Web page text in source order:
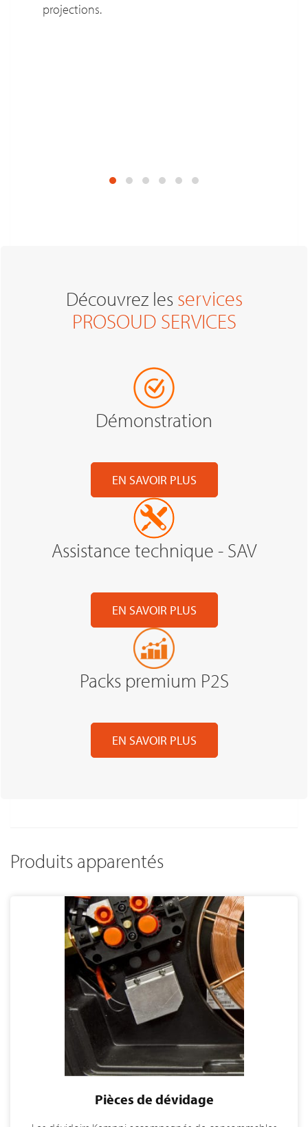
projections.
Découvrez les services
PROSOUD SERVICES
Démonstration
EN SAVOIR PLUS
Assistance technique - SAV
EN SAVOIR PLUS
Packs premium P2S
EN SAVOIR PLUS
Produits apparentés
Pièces de dévidage